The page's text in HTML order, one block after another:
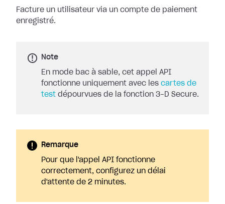
Facture un utilisateur via un compte de paiement
enregistré.
Note
En mode bac à sable, cet appel API
fonctionne uniquement avec les cartes de
test dépourvues de la fonction 3-D Secure.
Remarque
Pour que l'appel API fonctionne
correctement, configurez un délai
d'attente de 2 minutes.